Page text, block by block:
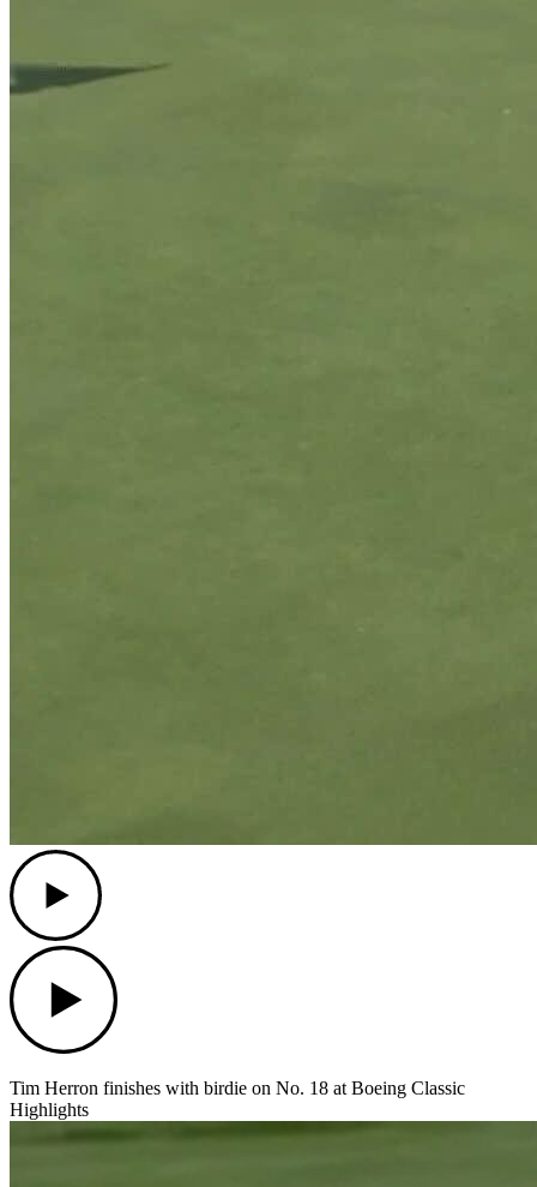
Tim Herron finishes with birdie on No. 18 at Boeing Classic
Highlights